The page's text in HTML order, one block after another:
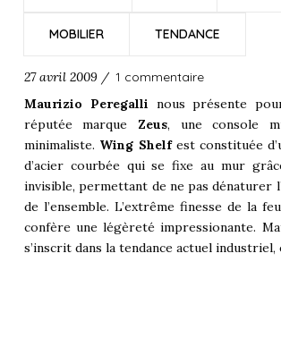
MOBILIER TENDANCE
27 avril 2009 / 1 commentaire
Maurizio Peregalli nous présente
réputée marque Zeus, une console
minimaliste. Wing Shelfest constituée
d’acier courbée qui se fixe au mur
invisible, permettant de ne pas dénaturer
de l’ensemble. L’extrême finesse de la
confère une légèreté impressionante.
s’inscrit dans la tendance actuel